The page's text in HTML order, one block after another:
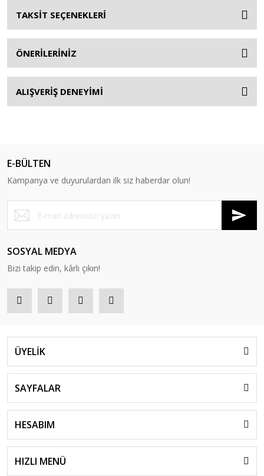
TAKSİT SEÇENEKLERİ
ÖNERİLERİNİZ
ALIŞVERİŞ DENEYİMİ
E-BÜLTEN
Kampanya ve duyurulardan ilk siz haberdar olun!
SOSYAL MEDYA
Bizi takip edin, kârlı çıkın!
ÜYELİK
SAYFALAR
HESABIM
HIZLI MENÜ